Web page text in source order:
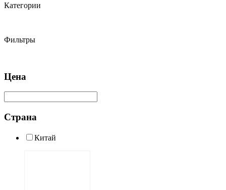
Категории
Фильтры
Цена
Страна
Китай